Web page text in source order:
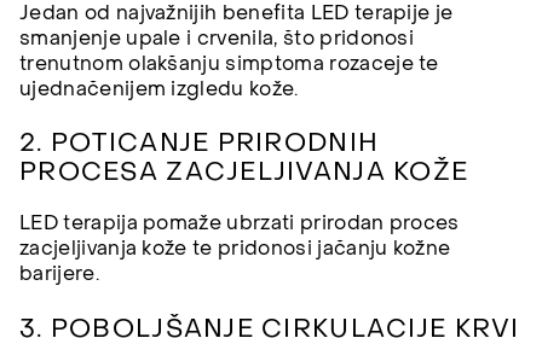
Jedan od najvažnijih benefita LED terapije je
smanjenje upale i crvenila, što pridonosi
trenutnom olakšanju simptoma rozaceje te
ujednačenijem izgledu kože.
2. POTICANJE PRIRODNIH
PROCESA ZACJELJIVANJA KOŽE
LED terapija pomaže ubrzati prirodan proces
zacjeljivanja kože te pridonosi jačanju kožne
barijere.
3. POBOLJŠANJE CIRKULACIJE KRVI